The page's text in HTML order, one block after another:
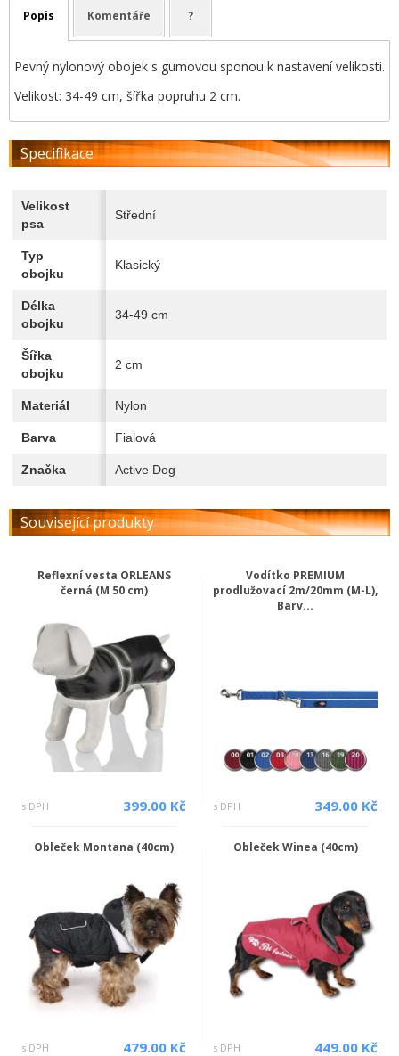
Popis Komentáře ?
Pevný nylonový obojek s gumovou sponou k nastavení velikosti.
Velikost: 34-49 cm, šířka popruhu 2 cm.
Specifikace
Velikost
psa
Střední
Typ
obojku
Klasický
Délka
obojku
34-49 cm
Šířka
obojku
2 cm
Materiál Nylon
Barva Fialová
Značka Active Dog
Související produkty
Reflexní vesta ORLEANS
černá (M 50 cm)
s DPH 399.00 Kč
Vodítko PREMIUM
prodlužovací 2m/20mm (M-L),
Barv...
s DPH 349.00 Kč
Obleček Montana (40cm)
s DPH 479.00 Kč
Obleček Winea (40cm)
s DPH 449.00 Kč